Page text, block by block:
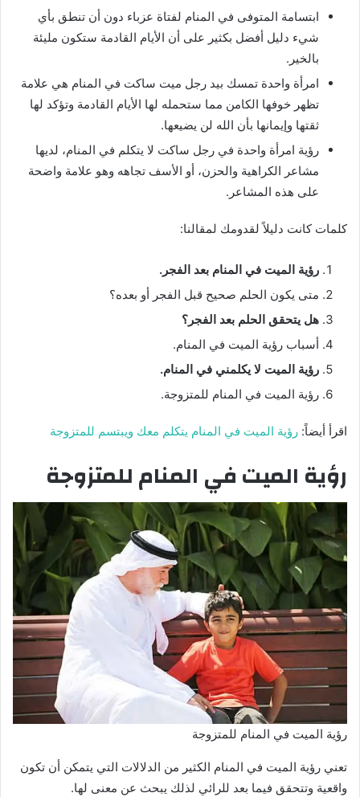
ابتسامة المتوفى في المنام لفتاة عزباء دون أن تنطق بأي
شيء دليل أفضل بكثير على أن الأيام القادمة ستكون مليئة
بالخير.
امرأة واحدة تمسك بيد رجل ميت ساكت في المنام هي علامة
تظهر خوفها الكامن مما ستحمله لها الأيام القادمة وتؤكد لها
ثقتها وإيمانها بأن الله لن يضيعها.
رؤية امرأة واحدة في رجل ساكت لا يتكلم في المنام، لديها
مشاعر الكراهية والحزن، أو الأسف تجاهه وهو علامة واضحة
على هذه المشاعر.
كلمات كانت دليلاً لقدومك لمقالنا:
رؤية الميت في المنام بعد الفجر.
متى يكون الحلم صحيح قبل الفجر أو بعده؟
هل يتحقق الحلم بعد الفجر؟
أسباب رؤية الميت في المنام.
رؤية الميت لا يكلمني في المنام.
رؤية الميت في المنام للمتزوجة.
اقرأ أيضاً: رؤية الميت في المنام يتكلم معك ويبتسم للمتزوجة
رؤية الميت في المنام للمتزوجة
رؤية الميت في المنام للمتزوجة
تعني رؤية الميت في المنام الكثير من الدلالات التي يتمكن أن تكون
واقعية وتتحقق فيما بعد للرائي لذلك يبحث عن معنى لها.